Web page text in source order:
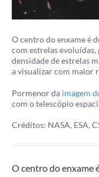
O centro do enxame é
com estrelas
densidade de estrelas
a visualizar com maior
Pormenor da imagem
com o telescópio
Créditos: NASA, ESA,
O centro do enxame